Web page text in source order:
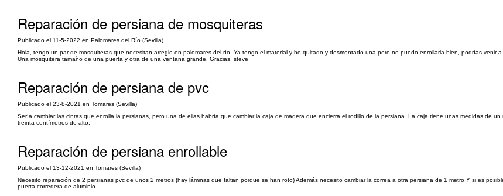
Reparación de persiana de mosquiteras
Publicado el 11-5-2022 en Palomares del Río (Sevilla)
Hola, tengo un par de mosquiteras que necesitan arreglo en palomares del río. Ya tengo el material y he quitado y desmontado una pero no puedo enrollarla bien, podrías venir
Una mosquitera tamaño de una puerta y otra de una ventana grande. Gracias, steve
Reparación de persiana de pvc
Publicado el 23-8-2021 en Tomares (Sevilla)
Sería cambiar las cintas que enrolla la persianas, pero una de ellas habría que cambiar la caja de madera que encierra el rodillo de la persiana. La caja tiene unas medidas de
treinta centímetros de alto.
Reparación de persiana enrollable
Publicado el 13-12-2021 en Tomares (Sevilla)
Necesito reparación de 2 persianas pvc de unos 2 metros (hay láminas que faltan porque se han roto) Además necesito cambiar la correa a otra persiana de 1 metro Y si es
puerta corredera de aluminio.